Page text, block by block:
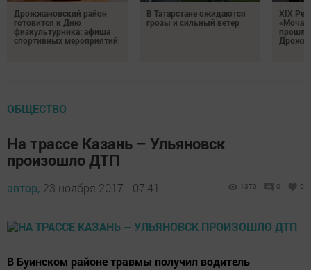
Дрожжановский район
готовится к Дню
физкультурника: афиша
спортивных мероприятий
В Татарстане ожидаются
грозы и сильный ветер
XIX
ОБЩЕСТВО
На трассе Казань – Ульяновск
произошло ДТП
автор, 23 ноября 2017 - 07:41 1379 0 0
В Буинском районе травмы получил водитель